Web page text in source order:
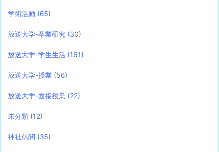
学術活動 (65)
放送大学-卒業研究 (30)
放送大学-学生生活 (161)
放送大学-授業 (56)
放送大学-面接授業 (22)
未分類 (12)
神社仏閣 (35)